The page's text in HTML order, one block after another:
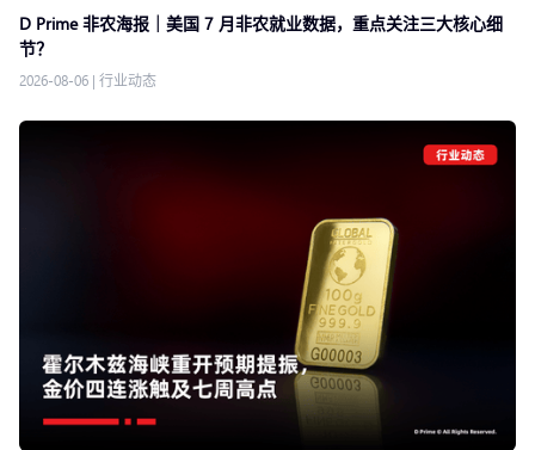
D Prime 非农海报｜美国 7 月非农就业数据，重点关注三大核心细
节？
2026-08-06 | 行业动态